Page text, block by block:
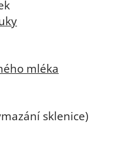
mléka
sklenice)